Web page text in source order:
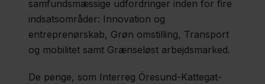
samfundsmæssige udfordringer inden for fire
indsatsområder: Innovation og
entreprenørskab, Grøn omstilling, Transport
og mobilitet samt Grænseløst arbejdsmarked.
De penge, som Interreg Öresund-Kattegat-